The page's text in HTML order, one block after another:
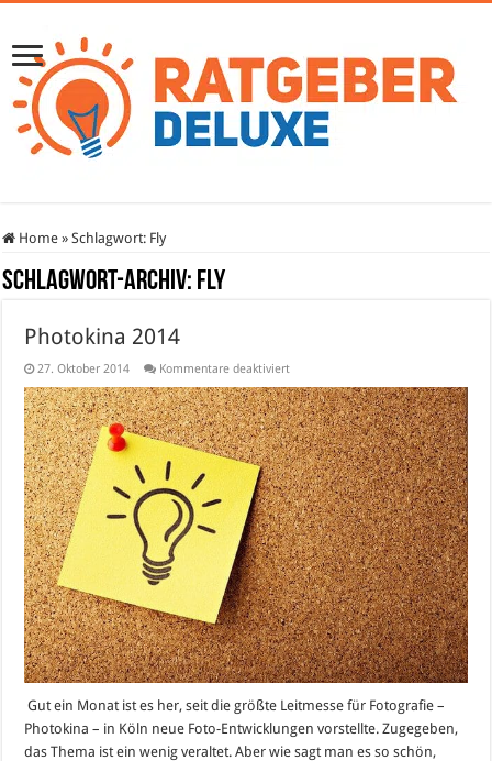
Home » Schlagwort: Fly
Schlagwort-Archiv: Fly
Photokina 2014
27. Oktober 2014 Kommentare deaktiviertfür
2014
Gut ein Monat ist es her, seit die größte Leitmesse für Fotografie –
Photokina – in Köln neue Foto-Entwicklungen vorstellte. Zugegeben,
das Thema ist ein wenig veraltet. Aber wie sagt man es so schön,